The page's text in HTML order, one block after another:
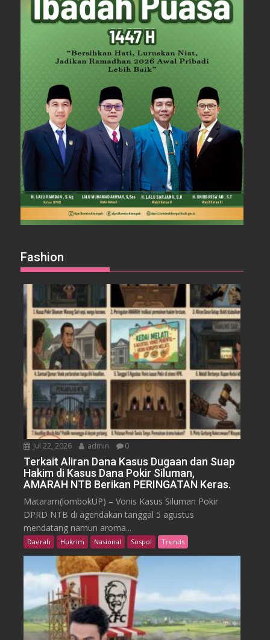
Fashion
Jul 22, 2026 admin 0
Terkait Aliran Dana Kasus Dugaan dan Suap
Hakim di Kasus Dana Pokir Siluman,
AMARAH NTB Berikan PERINGATAN Keras.
Mataram(lombokUP) – Vonis Kasus Siluman Pokir
DPRD NTB di agendakan tanggal 5 agustus
mendatang namun aroma...
Daerah Hukrim Nasional Sospol Trends